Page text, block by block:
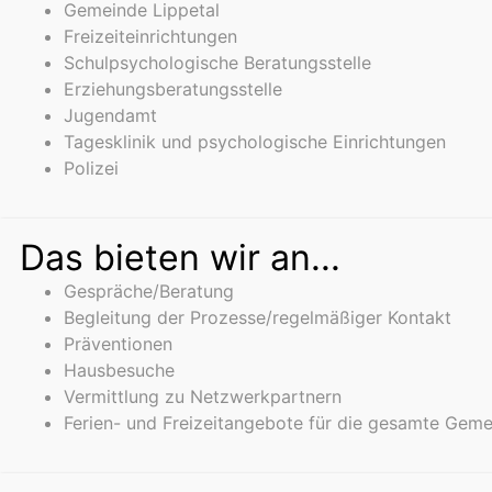
Gemeinde Lippetal
Freizeiteinrichtungen
Schulpsychologische Beratungsstelle
Erziehungsberatungsstelle
Jugendamt
Tagesklinik und psychologische Einrichtungen
Polizei
Das bieten wir an...
Gespräche/Beratung
Begleitung der Prozesse/regelmäßiger Kontakt
Präventionen
Hausbesuche
Vermittlung zu Netzwerkpartnern
Ferien- und Freizeitangebote für die gesamte